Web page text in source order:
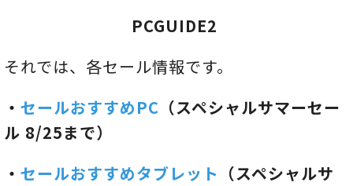
PCGUIDE2
それでは、各セール情報です。
・ セールおすすめPC （スペシャルサマーセー
ル 8/25まで）
・ セールおすすめタブレット （スペシャルサ